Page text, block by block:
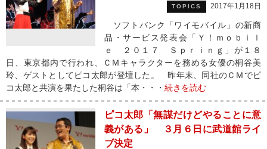
TOPICS 2017年1月18日
ソフトバンク「ワイモバイル」の新商
品・サービス発表会「Ｙ！ｍｏｂｉｌ
ｅ ２０１７ Ｓｐｒｉｎｇ」が１８
日、東京都内で行われ、ＣＭキャラクターを務める女優の桐谷美
玲、ゲストとしてピコ太郎が登壇した。 昨年末、同社のＣＭでピ
コ太郎と共演を果たした桐谷は「本・・・ 続きを読む
ピコ太郎「無謀だけどやることに意
義がある」 ３月６日に武道館ライ
ブ決定